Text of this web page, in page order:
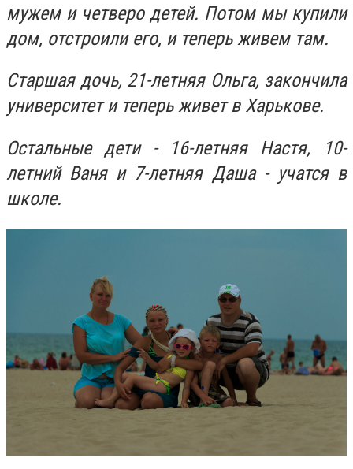
мужем и четверо детей. Потом мы купили
дом, отстроили его, и теперь живем там.
Старшая дочь, 21-летняя Ольга, закончила
университет и теперь живет в Харькове.
Остальные дети - 16-летняя Настя, 10-
летний Ваня и 7-летняя Даша - учатся в
школе.